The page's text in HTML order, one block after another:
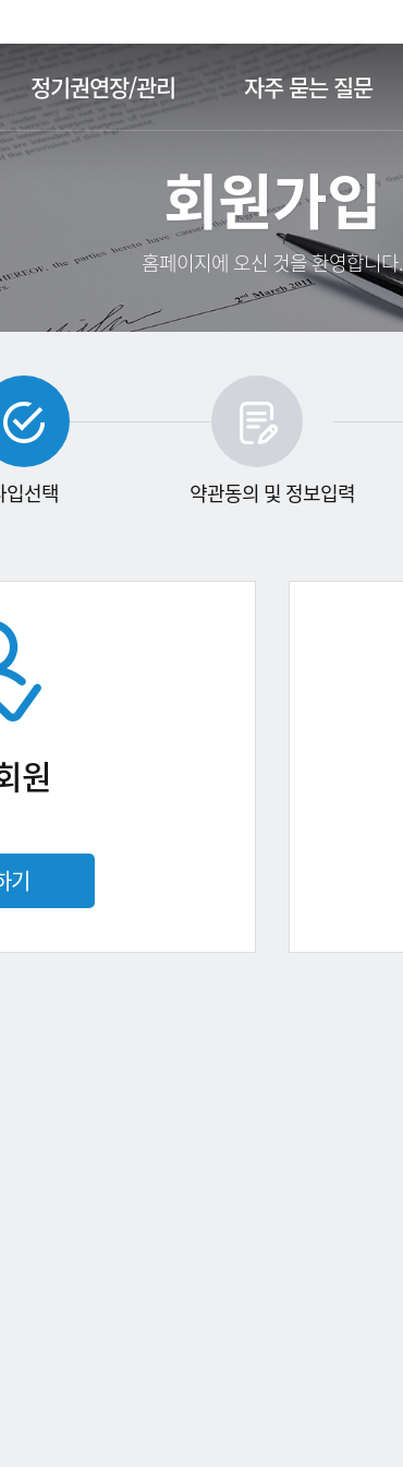
정기권연장/관리 자주 묻는 질문
회원가입
홈페이지에 오신 것을 환영합니다.
입선택 약관동의 및 정보입력
원
기